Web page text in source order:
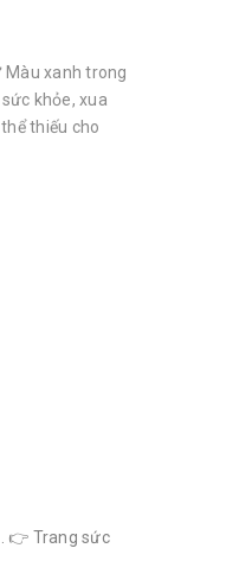
Màu xanh trong
khỏe, xua
thiếu cho
👉 Trang sức